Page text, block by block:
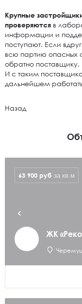
Крупные
проверяются в
информации и
поступают. Если
всю партию опасных
обратно поставщику.
И с таким
дальнейшем
Назад
ЖК
63 900 руб за кв.м